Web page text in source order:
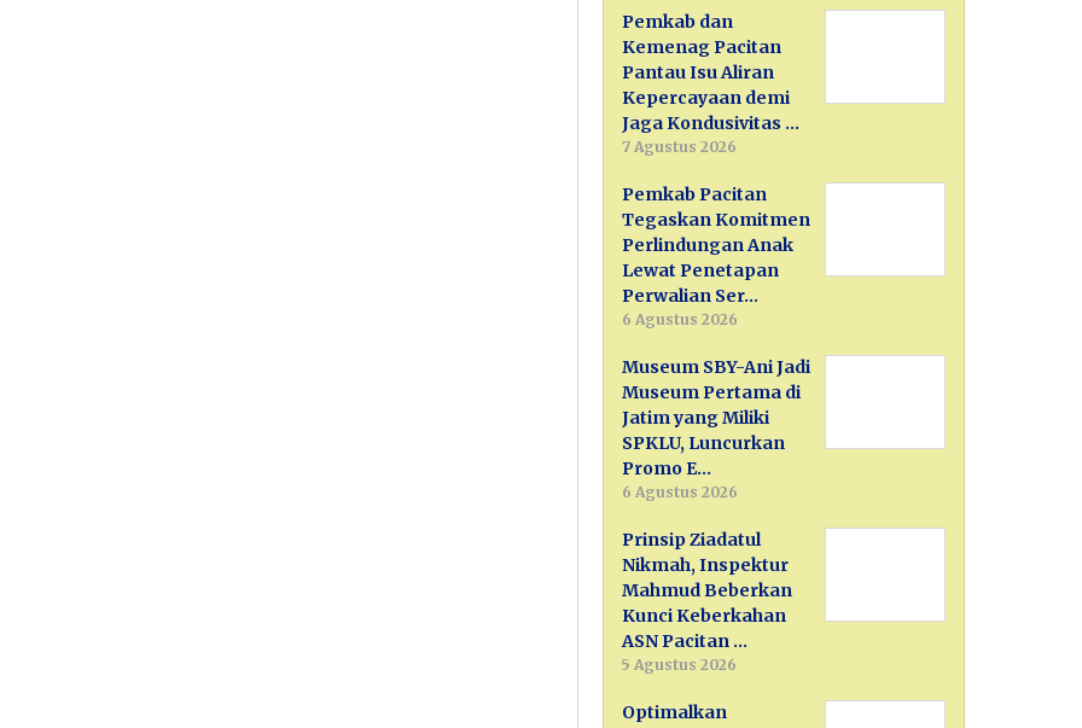
Pemkab dan
Kemenag Pacitan
Pantau Isu Aliran
Kepercayaan demi
Jaga Kondusivitas …
7 Agustus 2026
Pemkab Pacitan
Tegaskan Komitmen
Perlindungan Anak
Lewat Penetapan
Perwalian Ser…
6 Agustus 2026
Museum SBY-Ani Jadi
Museum Pertama di
Jatim yang Miliki
SPKLU, Luncurkan
Promo E…
6 Agustus 2026
Prinsip Ziadatul
Nikmah, Inspektur
Mahmud Beberkan
Kunci Keberkahan
ASN Pacitan …
5 Agustus 2026
Optimalkan